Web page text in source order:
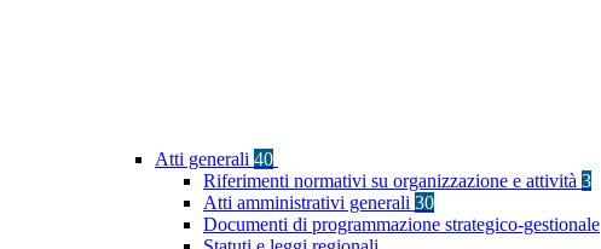
Atti generali 40
Riferimenti normativi su organizzazione e attività 3
Atti amministrativi generali 30
Documenti di programmazione strategico-gestionale